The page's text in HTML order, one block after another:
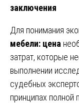
заключения
Для понимания
мебели: цена
затрат, которые
выполнении
судебных
принципах полной